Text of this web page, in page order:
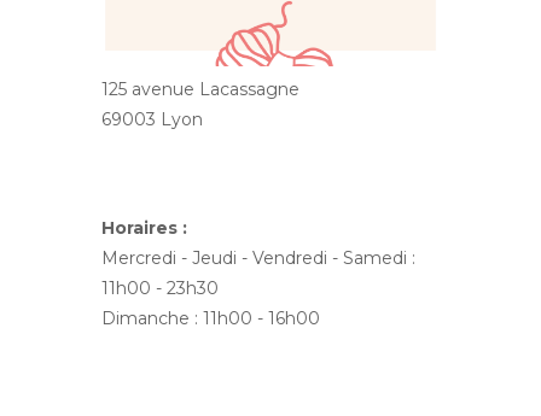
125 avenue Lacassagne
69003 Lyon
Horaires :
Mercredi - Jeudi - Vendredi - Samedi :
11h00 - 23h30
Dimanche : 11h00 - 16h00